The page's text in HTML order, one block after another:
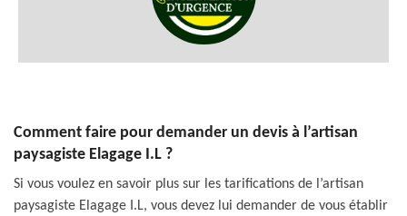
Comment faire pour demander un devis à l’artisan
paysagiste Elagage I.L ?
Si vous voulez en savoir plus sur les tarifications de l’artisan
paysagiste Elagage I.L, vous devez lui demander de vous établir